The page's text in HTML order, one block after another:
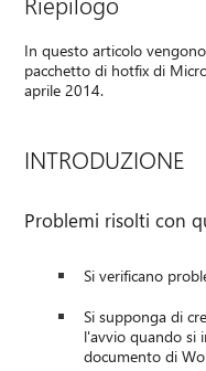
In questo articolo
pacchetto di hotfix di
aprile 2014.
INTRODUZIONE
Problemi risolti con
Si verificano
Si supponga di
l'avvio quando si
documento di